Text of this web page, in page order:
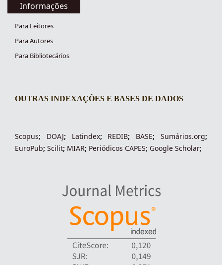
Informações
Para Leitores
Para Autores
Para Bibliotecários
indexacoes-fronteiras
OUTRAS INDEXAÇÕES E BASES DE DADOS
Scopus; DOAJ; Latindex; REDIB; BASE;Sumários.org;
EuroPub; Scilit; MIAR; Periódicos CAPES; Google Scholar;
indexadores-fronteiras